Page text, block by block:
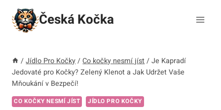
Přeskočit
obsah
Česká Kočka
/ Jídlo Pro Kočky / Co kočky nesmí jíst / Je Kapradí
Jedovaté pro Kočky? Zelený Klenot a Jak Udržet Vaše
Mňoukání v Bezpečí!
CO KOČKY NESMÍ JÍST JÍDLO PRO KOČKY